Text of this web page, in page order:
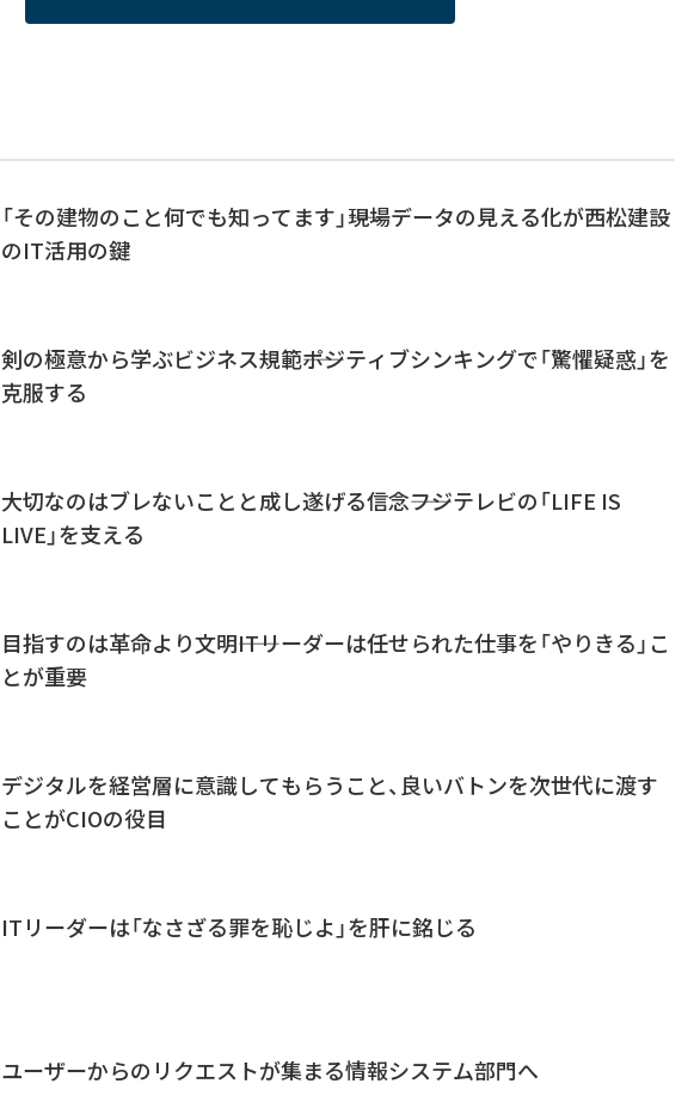
「その建物のこと何でも知ってます」――現場データの見える化が西松建設
のIT活用の鍵
剣の極意から学ぶビジネス規範――ポジティブシンキングで「驚懼疑惑」を
克服する
大切なのはブレないことと成し遂げる信念――フジテレビの「LIFE IS
LIVE」を支える
目指すのは革命より文明――ITリーダーは任せられた仕事を「やりきる」こ
とが重要
デジタルを経営層に意識してもらうこと、良いバトンを次世代に渡す
ことがCIOの役目
ITリーダーは「なさざる罪を恥じよ」を肝に銘じる
ユーザーからのリクエストが集まる情報システム部門へ